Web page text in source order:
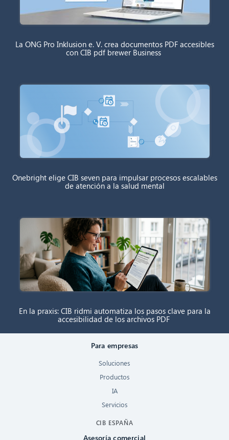
La ONG Pro Inklusion e. V. crea documentos PDF accesibles
con CIB pdf brewer Business
Onebright elige CIB seven para impulsar procesos escalables
de atención a la salud mental
En la praxis: CIB ridmi automatiza los pasos clave para la
accesibilidad de los archivos PDF
Para empresas
Soluciones
Productos
IA
Servicios
CIB ESPAÑA
Asesoría comercial